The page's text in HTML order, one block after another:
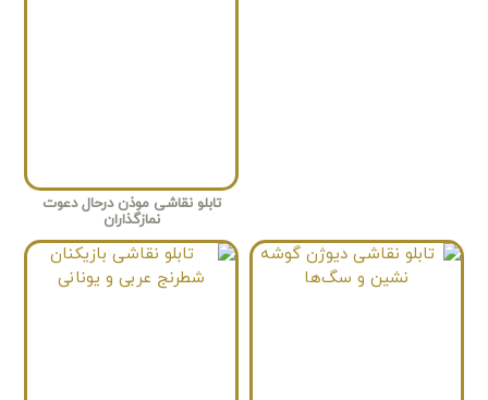
تابلو نقاشی موذن درحال دعوت
نمازگذاران